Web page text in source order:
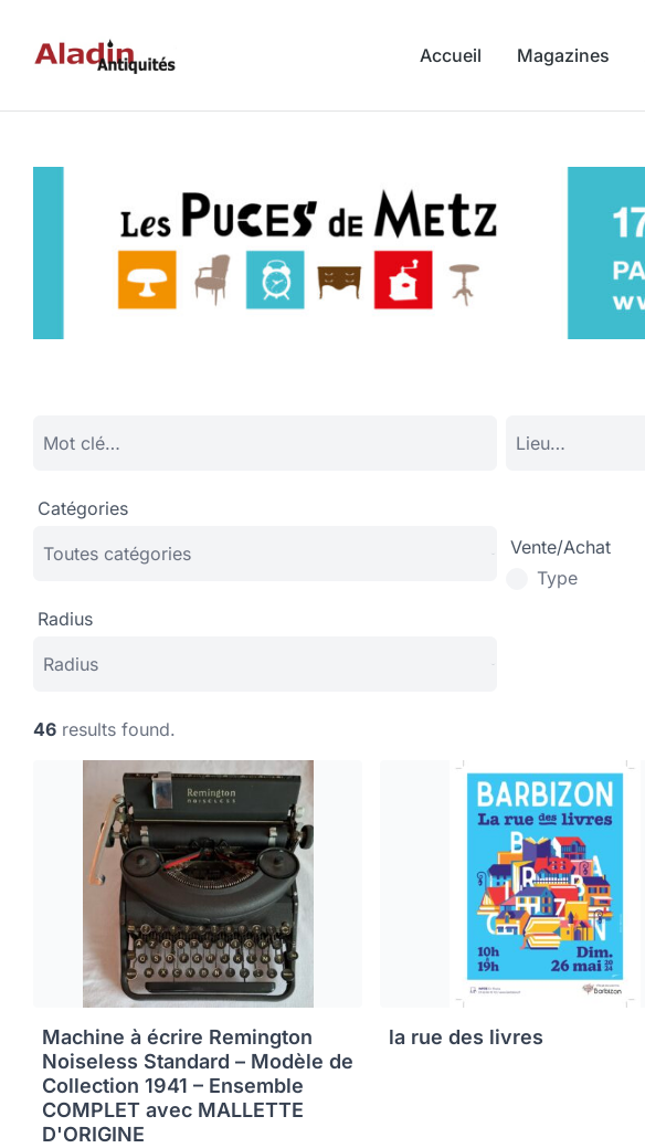
Accueil Magazines
Catégories
Vente/Achat
Type
Radius
46 results found.
Machine à écrire Remington
Noiseless Standard – Modèle de
Collection 1941 – Ensemble
COMPLET avec MALLETTE
D'ORIGINE
la rue des livres